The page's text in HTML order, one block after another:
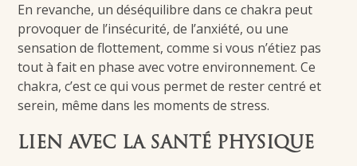
En revanche, un déséquilibre dans ce chakra peut
provoquer de l’insécurité, de l’anxiété, ou une
sensation de flottement, comme si vous n’étiez pas
tout à fait en phase avec votre environnement. Ce
chakra, c’est ce qui vous permet de rester centré et
serein, même dans les moments de stress.
LIEN AVEC LA SANTÉ PHYSIQUE